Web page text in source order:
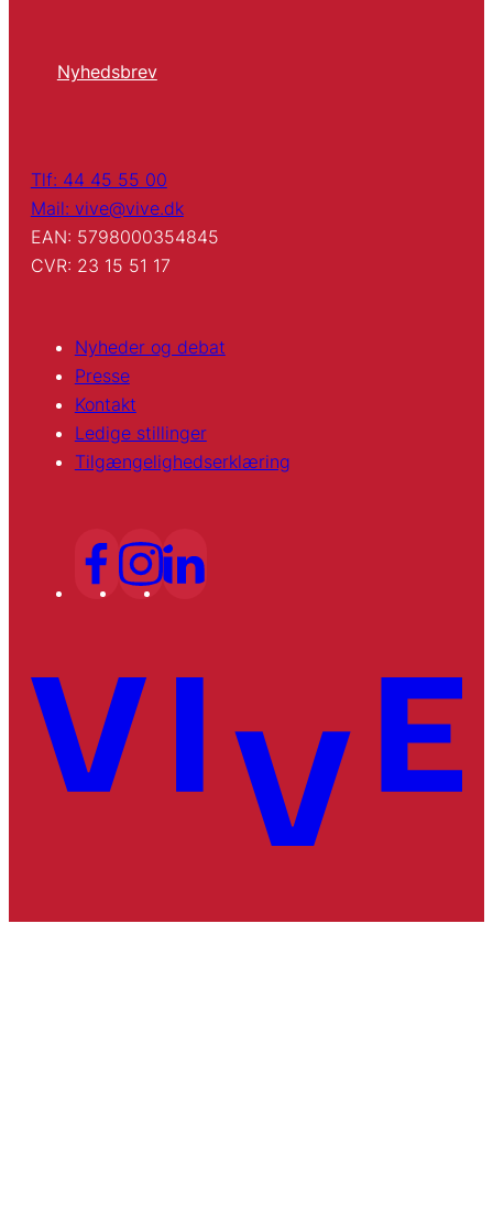
Nyhedsbrev
Tlf: 44 45 55 00
Mail: vive@vive.dk
EAN: 5798000354845
CVR: 23 15 51 17
Nyheder og debat
Presse
Kontakt
Ledige stillinger
Tilgængelighedserklæring